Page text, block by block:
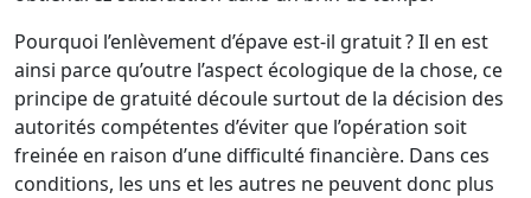
Pourquoi l’enlèvement d’épave est-il gratuit ? Il en est
ainsi parce qu’outre l’aspect écologique de la chose, ce
principe de gratuité découle surtout de la décision des
autorités compétentes d’éviter que l’opération soit
freinée en raison d’une difficulté financière. Dans ces
conditions, les uns et les autres ne peuvent donc plus